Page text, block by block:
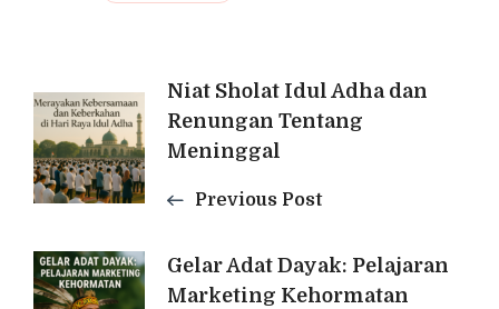
Post
Navigation
Niat Sholat Idul Adha dan
Renungan Tentang
Meninggal
Previous Post
Gelar Adat Dayak: Pelajaran
Marketing Kehormatan